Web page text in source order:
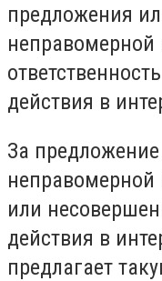
предложения
действия в
За
или
действия в
предлагает